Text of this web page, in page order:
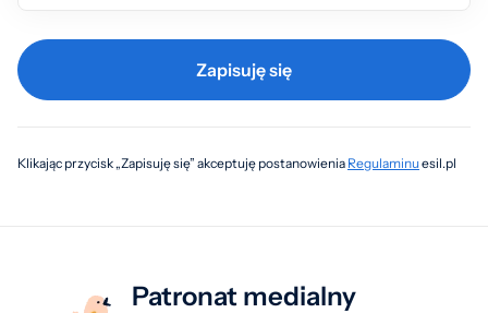
Zapisuję się
Klikając przycisk „Zapisuję się” akceptuję postanowienia Regulaminuesil.pl
Patronat medialny